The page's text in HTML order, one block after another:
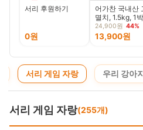
서리 후원하기
0원
어가찬 국내산
멸치, 1.5kg, 1
24,900원 44%
13,900원
서리 게임 자랑 우리 강아
서리 게임 자랑(255개)